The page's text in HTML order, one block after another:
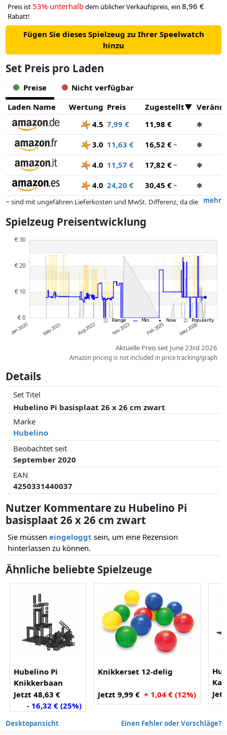
Preis ist 53% unterhalbdem üblicher Verkaufspreis, ein 8,96 €
Rabatt!
Fügen Sie dieses Spielzeug zu Ihrer Speelwatch
hinzu
Set Preis pro Laden
Preise
Nicht verfügbar
Laden Name
Wertung Preis Zugestellt
4.5 7,99 € 11,98 € ✱
3.0 11,63 € 16,52 €~ ✱
4.0 11,57 € 17,82 €~ ✱
4.0 24,20 € 30,45 €~
✱
mehr
~ sind mit ungefähren Lieferkosten und MwSt. Differenz, da die
abweichen können.
Vergütungen durch Partner haben darauf keinerlei Einfluss. Nur bei
gleichen Preisen können historische Leistungen die Ordnung
Spielzeug Preisentwicklung
Aktuelle Preis seit June 23rd 2026
Amazon pricing is not included in price tracking/graph
Details
Set Titel
Hubelino Pi basisplaat 26 x 26 cm zwart
Marke
Hubelino
Beobachtet seit
September 2020
EAN
4250331440037
Nutzer Kommentare zu Hubelino Pi
basisplaat 26 x 26 cm zwart
Sie müssen eingeloggt sein, um eine Rezension
hinterlassen zu können.
Ähnliche beliebte Spielzeuge
Hubelino Pi
Knikkerbaan
Constructie
elementen
Jetzt 48,63 €
- 16,32 € (25%)
Knikkerset 12-delig
Jetzt 9,99 € + 1,04 € (12%)
Desktopansicht Einen Fehler oder Vorschläge?